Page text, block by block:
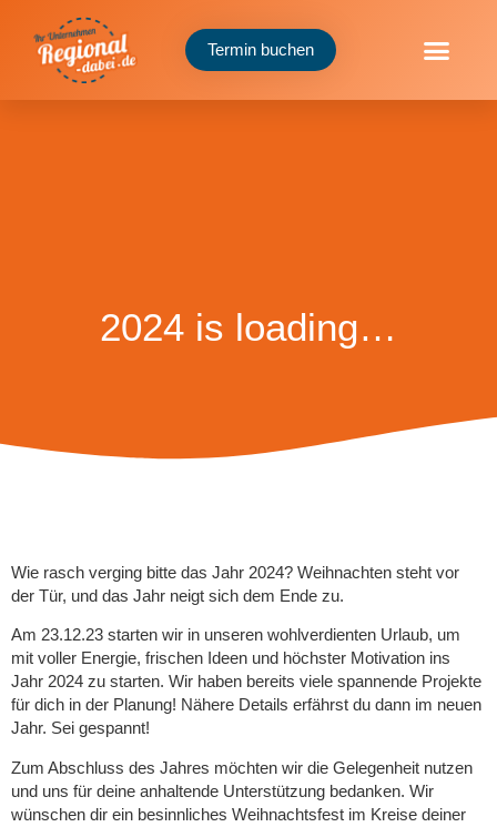
Termin buchen
2024 is loading…
Wie rasch verging bitte das Jahr 2024? Weihnachten steht vor
der Tür, und das Jahr neigt sich dem Ende zu.
Am 23.12.23 starten wir in unseren wohlverdienten Urlaub, um
mit voller Energie, frischen Ideen und höchster Motivation ins
Jahr 2024 zu starten. Wir haben bereits viele spannende Projekte
für dich in der Planung! Nähere Details erfährst du dann im neuen
Jahr. Sei gespannt!
Zum Abschluss des Jahres möchten wir die Gelegenheit nutzen
und uns für deine anhaltende Unterstützung bedanken. Wir
wünschen dir ein besinnliches Weihnachtsfest im Kreise deiner